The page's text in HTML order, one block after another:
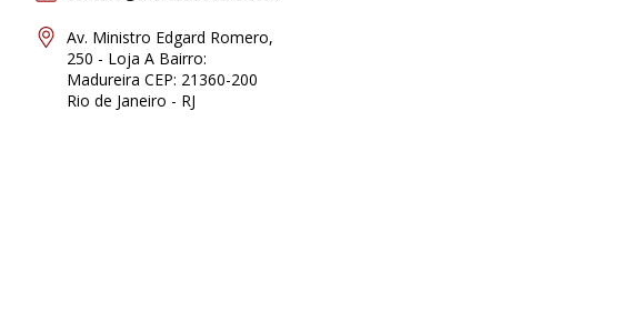
Av. Ministro Edgard Romero,
250 - Loja A Bairro:
Madureira CEP: 21360-200
Rio de Janeiro - RJ